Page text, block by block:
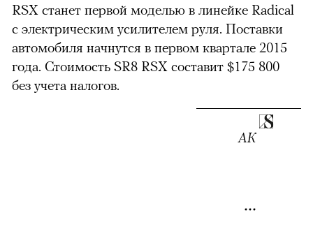
RSX станет первой моделью в линейке Radical
с электрическим усилителем руля. Поставки
автомобиля начнутся в первом квартале 2015
года. Стоимость SR8 RSX составит $175 800
без учета налогов.
АК